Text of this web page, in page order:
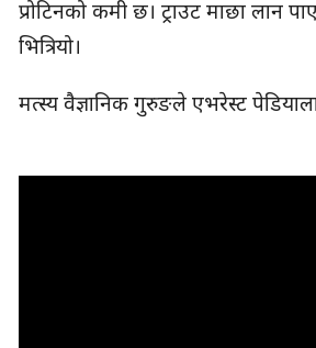
प्रोटिनको कमी छ। ट्राउट माछा लान
भित्रियो।
मत्स्य वैज्ञानिक गुरुङले एभरेस्ट